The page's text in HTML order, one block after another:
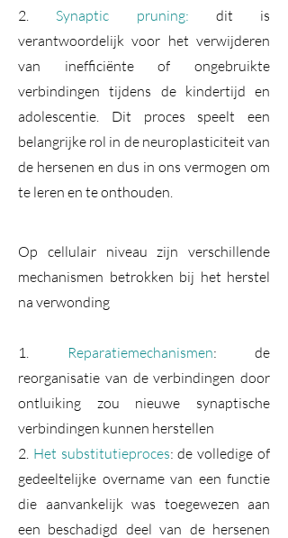
2.Synaptic pruning: dit is
verantwoordelijk voor het verwijderen
van inefficiënte of ongebruikte
verbindingen tijdens de kindertijd en
adolescentie. Dit proces speelt een
belangrijke rol in de neuroplasticiteit van
de hersenen en dus in ons vermogen om
te leren en te onthouden.
Op cellulair niveau zijn verschillende
mechanismen betrokken bij het herstel
na verwonding
1. Reparatiemechanismen: de
reorganisatie van de verbindingen door
ontluiking zou nieuwe synaptische
verbindingen kunnen herstellen
2. Het substitutieproces: de volledige of
gedeeltelijke overname van een functie
die aanvankelijk was toegewezen aan
een beschadigd deel van de hersenen